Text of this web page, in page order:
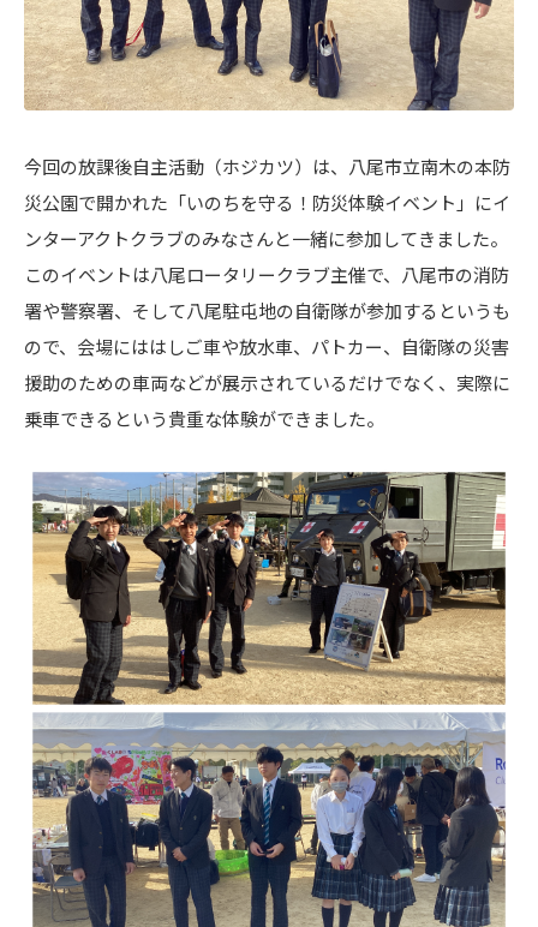
今回の放課後自主活動（ホジカツ）は、八尾市立南木の本防
災公園で開かれた「いのちを守る！防災体験イベント」にイ
ンターアクトクラブのみなさんと一緒に参加してきました。
このイベントは八尾ロータリークラブ主催で、八尾市の消防
署や警察署、そして八尾駐屯地の自衛隊が参加するというも
ので、会場にははしご車や放水車、パトカー、自衛隊の災害
援助のための車両などが展示されているだけでなく、実際に
乗車できるという貴重な体験ができました。